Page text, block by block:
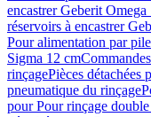
encastrer Geberit Omega
réservoirs à encastrer
Pour alimentation par
Sigma 12 cm
rinçagePièces détachées
pneumatique du rinçage
pour Pour rinçage